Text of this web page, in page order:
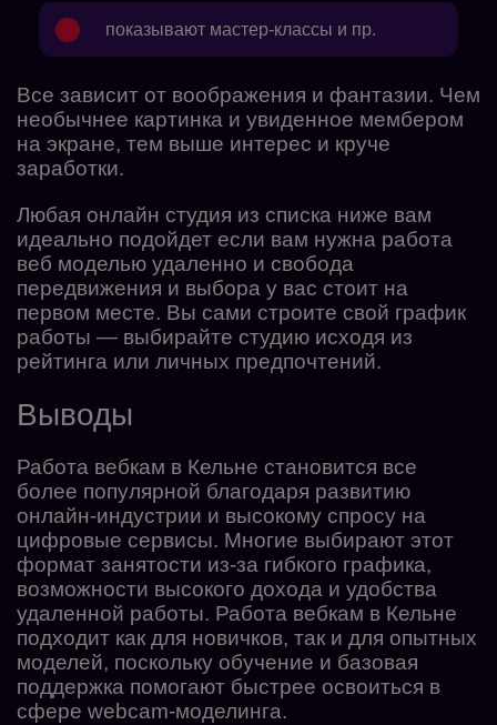
показывают мастер-классы и пр.
Все зависит от воображения и фантазии. Чем
необычнее картинка и увиденное мембером
на экране, тем выше интерес и круче
заработки.
Любая онлайн студия из списка ниже вам
идеально подойдет если вам нужна работа
веб моделью удаленно и свобода
передвижения и выбора у вас стоит на
первом месте. Вы сами строите свой график
работы — выбирайте студию исходя из
рейтинга или личных предпочтений.
Выводы
Работа вебкам в Кельне становится все
более популярной благодаря развитию
онлайн-индустрии и высокому спросу на
цифровые сервисы. Многие выбирают этот
формат занятости из-за гибкого графика,
возможности высокого дохода и удобства
удаленной работы. Работа вебкам в Кельне
подходит как для новичков, так и для опытных
моделей, поскольку обучение и базовая
поддержка помогают быстрее освоиться в
сфере webcam-моделинга.